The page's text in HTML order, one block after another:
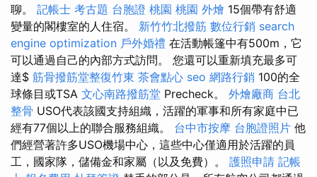
聊。 記帳士 考古題 台胞證 桃園 桃園 外燴 15個帶有舒適
變量的閣樓室的人住宿。 新竹竹北撥筋 數位行銷 search
engine optimization 戶外婚禮 在活動帳篷中有500m，它
可以通過自己的內部方式訪問。 您還可以重新填充最多可
達$ 筋骨撥筋堂整復竹東 茶會點心 seo 網路行銷 100的全
球條目或TSA 文心南路撥筋堂 Precheck。 外燴廠商 台北
整骨 USO代表該國支持組織，活躍的軍事和所有家庭中已
經有77個以上的聯合服務組織。 台中市按摩 台胞證照片 他
們經營著許多USO機場中心，這些中心僅適用於活躍的員
工，國家隊，儲備金和家屬（以及免費）。 護照申請 記帳